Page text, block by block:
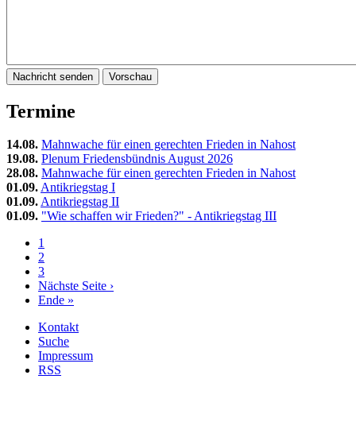
Termine
14.08. Mahnwache für einen gerechten Frieden in Nahost
19.08. Plenum Friedensbündnis August 2026
28.08. Mahnwache für einen gerechten Frieden in Nahost
01.09.Antikriegstag I
01.09.Antikriegstag II
01.09. "Wie schaffen wir Frieden?" - Antikriegstag III
Seitennummerierung
Aktuelle
Seite
1
Seite
2
Seite
3
Nächste
Seite
Nächste Seite ›
Letzte
Ende »
Werkzeuge
Kontakt
Suche
Impressum
RSS